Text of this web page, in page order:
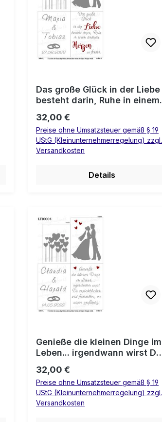
Das große Glück in der Liebe
besteht darin, Ruhe in einem
Laterne Hochzeit
Regulärer Preis:
32,00 €
Preise ohne Umsatzsteuer gemäß § 19
UStG (Kleinunternehmerregelung) zzgl.
Versandkosten
Details
Genieße die kleinen Dinge im
Leben... irgendwann wirst Du
sie waren großartig. 💍
Laterne Hochzeit
Regulärer Preis:
32,00 €
Preise ohne Umsatzsteuer gemäß § 19
UStG (Kleinunternehmerregelung) zzgl.
Versandkosten